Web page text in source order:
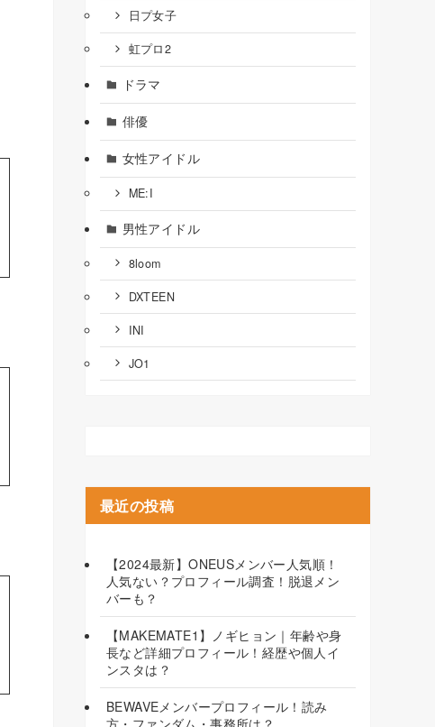
日プ女子
虹プロ2
ドラマ
俳優
女性アイドル
ME:I
男性アイドル
8loom
DXTEEN
INI
JO1
最近の投稿
【2024最新】ONEUSメンバー人気順！
人気ない？プロフィール調査！脱退メン
バーも？
【MAKEMATE1】ノギヒョン｜年齢や身
長など詳細プロフィール！経歴や個人イ
ンスタは？
BEWAVEメンバープロフィール！読み
方・ファンダム・事務所は？